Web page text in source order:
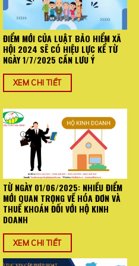
ĐIỂM MỚI CỦA LUẬT BẢO HIỂM XÃ
HỘI 2024 SẼ CÓ HIỆU LỰC KỂ TỪ
NGÀY 1/7/2025 CẦN LƯU Ý
XEM CHI TIẾT
TỪ NGÀY 01/06/2025: NHIỀU ĐIỂM
MỚI QUAN TRỌNG VỀ HÓA ĐƠN VÀ
THUẾ KHOÁN ĐỐI VỚI HỘ KINH
DOANH
XEM CHI TIẾT